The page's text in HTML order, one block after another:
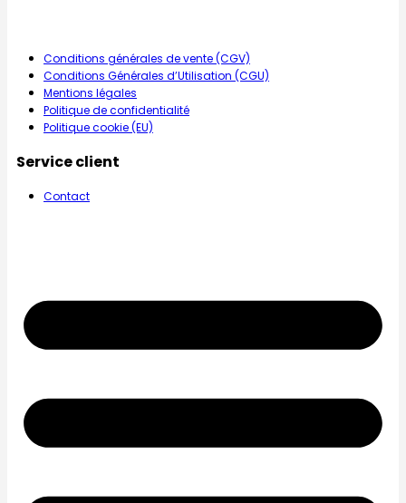
Conditions générales de vente (CGV)
Conditions Générales d’Utilisation (CGU)
Mentions légales
Politique de confidentialité
Politique cookie (EU)
Service client
Contact